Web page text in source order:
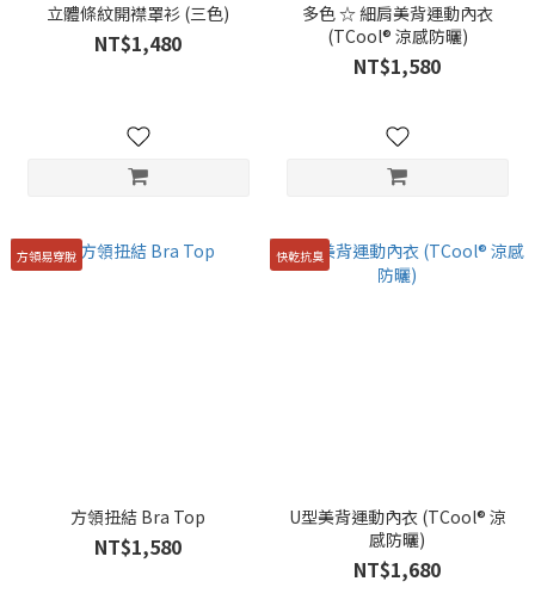
立體條紋開襟罩衫 (三色)
NT$1,480
多色 ☆ 細肩美背運動內衣
(TCool® 涼感防曬)
NT$1,580
方領易穿脫
方領扭結 Bra Top
NT$1,580
快乾抗臭
U型美背運動內衣 (TCool® 涼
感防曬)
NT$1,680